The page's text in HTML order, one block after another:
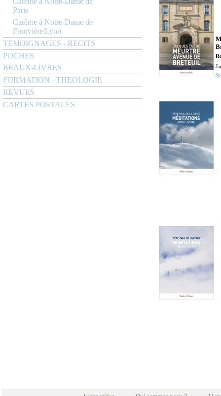
Paris
Carême à Notre-Dame de
Fourvière/Lyon
TEMOIGNAGES - RECITS
POCHES
BEAUX-LIVRES
FORMATION - THEOLOGIE
REVUES
CARTES POSTALES